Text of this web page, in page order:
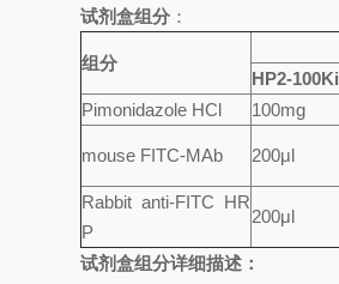
试剂盒组分 ：
组分
HP2-
Pimonidazole HCl
100mg
mouse FITC-MAb 200μl
Rabbit anti-FITC HR
P
200μl
试剂盒组分详细描述：